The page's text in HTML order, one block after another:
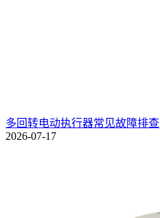
多回转电动执行器常见故障排查
2026-07-17